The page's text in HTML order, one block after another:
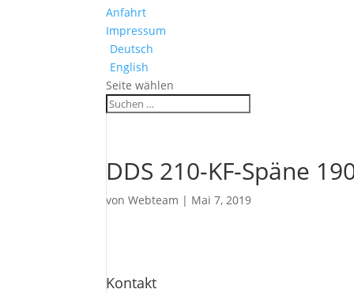
Anfahrt
Impressum
Deutsch
English
Seite wählen
DDS 210-KF-Späne
vonWebteam | Mai 7, 2019
Kontakt